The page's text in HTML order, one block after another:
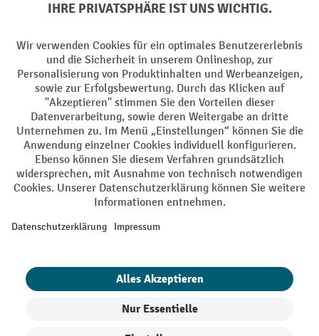
Facebook
YouTube
LinkedIn
Instagram
AGB Impressum Datenschutz
Barrierefreiheit Privacy Settings
Alle Preise exkl. gesetzl. Mehrwertsteuer zzgl.Versandkosten und ggf.
Nachnahmegebühren, wenn nicht anders angegeben.
¹ Der Rabatt gilt so lange der Vorrat reicht. Der Rabatt gilt nicht auf
Erstregistrierung für den Newsletter gewährt. Der Gutschein ist 10
Tage gültig und kann ab einem Netto-Bestellwert von 250,- € online
eingelöst werden. Die Höhe des Rabatts variiert je nach